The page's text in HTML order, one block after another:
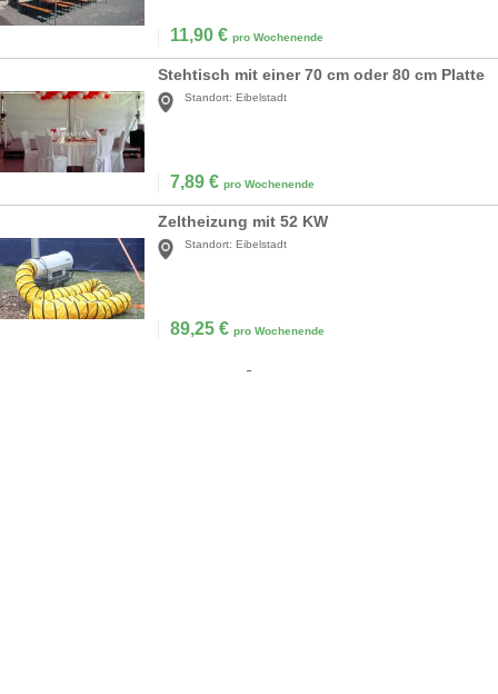
11,90 € pro Wochenende
Stehtisch mit einer 70 cm oder 80 cm Platte
Standort: Eibelstadt
7,89 € pro Wochenende
Zeltheizung mit 52 KW
Standort: Eibelstadt
89,25 € pro Wochenende